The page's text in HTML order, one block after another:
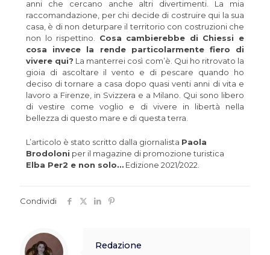
anni che cercano anche altri divertimenti. La mia
raccomandazione, per chi decide di costruire qui la sua
casa, è di non deturpare il territorio con costruzioni che
non lo rispettino. Cosa cambierebbe di Chiessi e
cosa invece la rende particolarmente fiero di
vivere qui? La manterrei così com’è. Qui ho ritrovato la
gioia di ascoltare il vento e di pescare quando ho
deciso di tornare a casa dopo quasi venti anni di vita e
lavoro a Firenze, in Svizzera e a Milano. Qui sono libero
di vestire come voglio e di vivere in libertà nella
bellezza di questo mare e di questa terra.
L’articolo è stato scritto dalla giornalista Paola
Brodoloni per il magazine di promozione turistica
Elba Per2 e non solo… Edizione 2021/2022.
Condividi
Redazione